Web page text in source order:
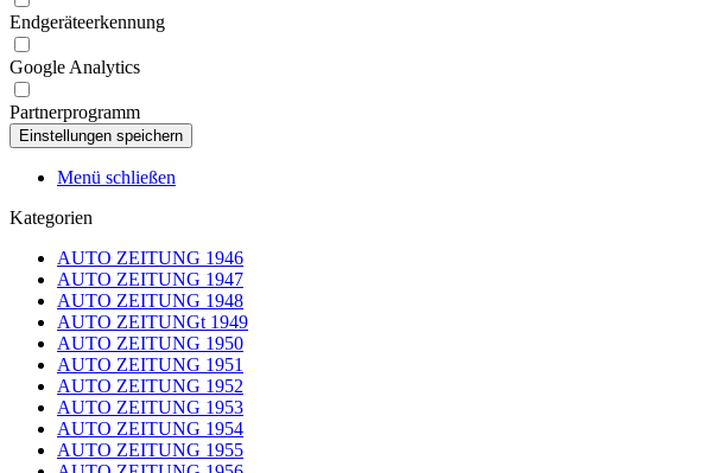
Endgeräteerkennung
Google Analytics
Partnerprogramm
Menü schließen
Kategorien
AUTO ZEITUNG 1946
AUTO ZEITUNG 1947
AUTO ZEITUNG 1948
AUTO ZEITUNGt 1949
AUTO ZEITUNG 1950
AUTO ZEITUNG 1951
AUTO ZEITUNG 1952
AUTO ZEITUNG 1953
AUTO ZEITUNG 1954
AUTO ZEITUNG 1955